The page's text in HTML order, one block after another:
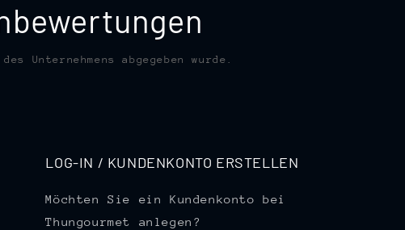
abgegeben wurde.
LOG-IN / KUNDENKONTO ERSTELLEN
Möchten Sie ein Kundenkonto bei
Thungourmet anlegen?